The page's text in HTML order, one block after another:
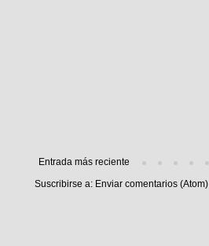
Entrada más reciente
Suscribirse a: Enviar comentarios (Atom)